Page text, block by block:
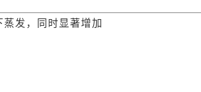
发，同时显著增加